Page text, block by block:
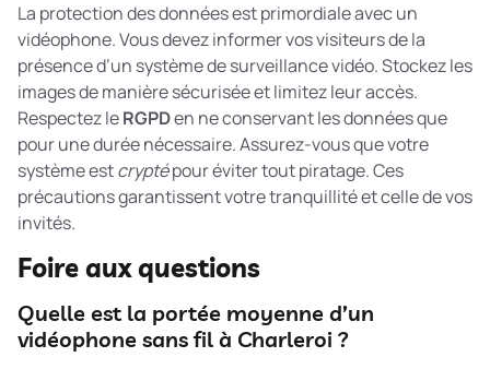
La protection des données est primordiale avec un
vidéophone. Vous devez informer vos visiteurs de la
présence d’un système de surveillance vidéo. Stockez les
images de manière sécurisée et limitez leur accès.
Respectez leRGPDen ne conservant les données que
pour une durée nécessaire. Assurez-vous que votre
système estcryptépour éviter tout piratage. Ces
précautions garantissent votre tranquillité et celle de vos
invités.
Foire aux questions
Quelle est la portée moyenne d’un
vidéophone sans fil à Charleroi ?